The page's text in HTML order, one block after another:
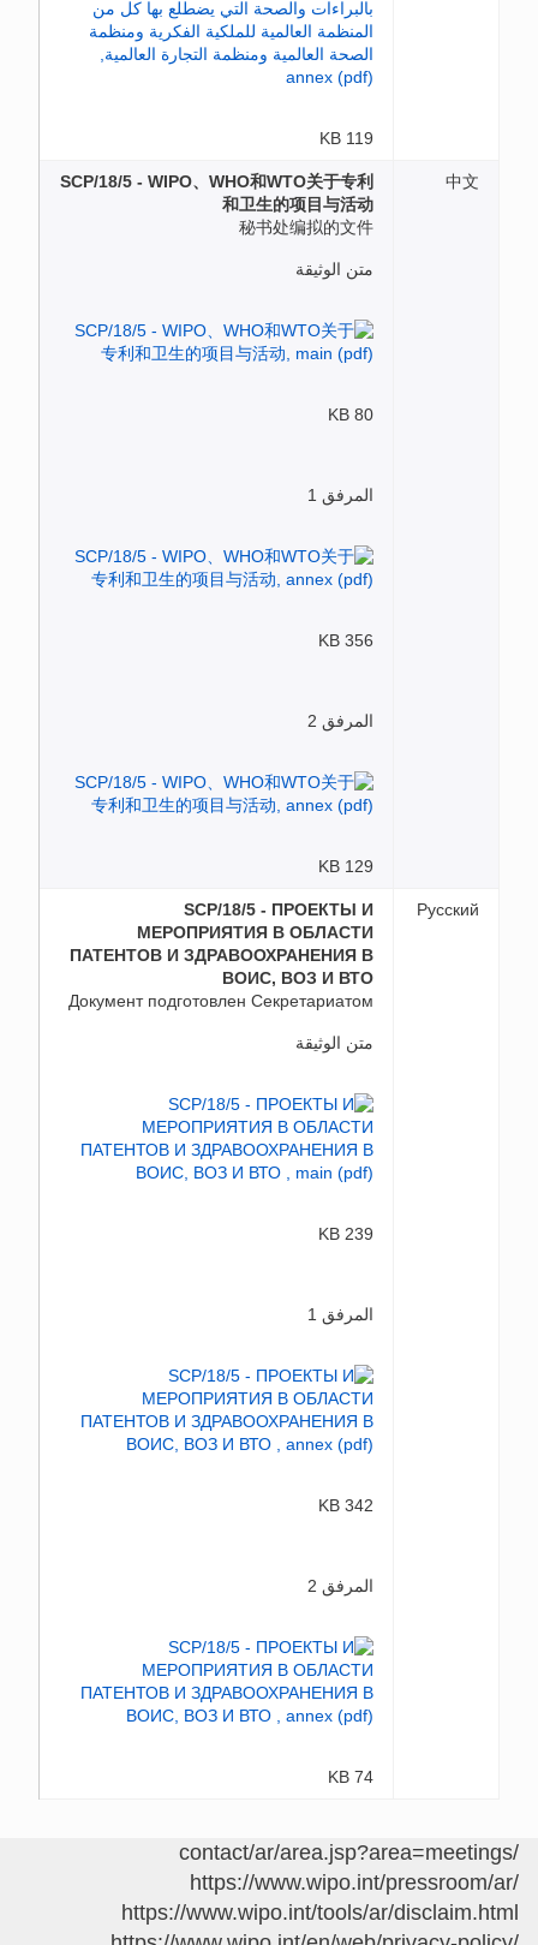
119 KB
中文
SCP/18/5 - WIPO、WHO和WTO关于专利
和卫生的项目与活动
秘书处编拟的文件
متن الوثيقة
80 KB
المرفق 1
356 KB
المرفق 2
129 KB
Русский
SCP/18/5 - ПРОЕКТЫ И
МЕРОПРИЯТИЯ В ОБЛАСТИ
ПАТЕНТОВ И ЗДРАВООХРАНЕНИЯ В
ВОИС, ВОЗ И ВТО
Документ подготовлен Секретариатом
متن الوثيقة
239 KB
المرفق 1
342 KB
المرفق 2
74 KB
/contact/ar/area.jsp?area=meetings
https://www.wipo.int/pressroom/ar/
https://www.wipo.int/tools/ar/disclaim.html